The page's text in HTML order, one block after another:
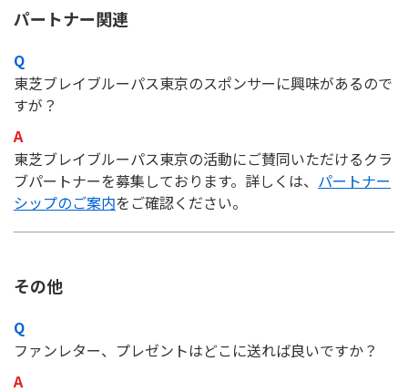
パートナー関連
東芝ブレイブルーパス東京のスポンサーに興味があるので
すが？
東芝ブレイブルーパス東京の活動にご賛同いただけるクラ
ブパートナーを募集しております。詳しくは、 パートナー
シップのご案内をご確認ください。
その他
ファンレター、プレゼントはどこに送れば良いですか？